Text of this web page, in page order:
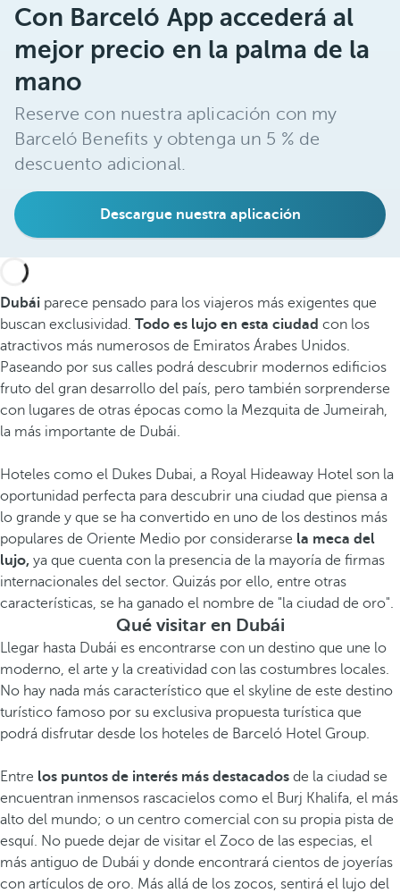
Con Barceló App accederá al
mejor precio en la palma de la
mano
Reserve con nuestra aplicación con my
Barceló Benefits y obtenga un 5 % de
descuento adicional.
Descargue nuestra aplicación
Dubái parece pensado para los viajeros más exigentes que
buscan exclusividad. Todo es lujo en esta ciudad con los
atractivos más numerosos de Emiratos Árabes Unidos.
Paseando por sus calles podrá descubrir modernos edificios
fruto del gran desarrollo del país, pero también sorprenderse
con lugares de otras épocas como la Mezquita de Jumeirah,
la más importante de Dubái.
Hoteles como el Dukes Dubai, a Royal Hideaway Hotel son la
oportunidad perfecta para descubrir una ciudad que piensa a
lo grande y que se ha convertido en uno de los destinos más
populares de Oriente Medio por considerarse la meca del
lujo, ya que cuenta con la presencia de la mayoría de firmas
internacionales del sector. Quizás por ello, entre otras
características, se ha ganado el nombre de "la ciudad de oro".
Qué visitar en Dubái
Llegar hasta Dubái es encontrarse con un destino que une lo
moderno, el arte y la creatividad con las costumbres locales.
No hay nada más característico que el skyline de este destino
turístico famoso por su exclusiva propuesta turística que
podrá disfrutar desde los hoteles de Barceló Hotel Group.
Entre los puntos de interés más destacados de la ciudad se
encuentran inmensos rascacielos como el Burj Khalifa, el más
alto del mundo; o un centro comercial con su propia pista de
esquí. No puede dejar de visitar el Zoco de las especias, el
más antiguo de Dubái y donde encontrará cientos de joyerías
con artículos de oro. Más allá de los zocos, sentirá el lujo del